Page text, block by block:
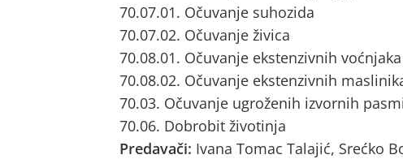
70.07.01. Očuvanje suhozida
70.07.02. Očuvanje živica
70.08.01. Očuvanje ekstenzivnih voćnjaka
70.08.02. Očuvanje ekstenzivnih
70.03. Očuvanje ugroženih izvornih
70.06. Dobrobit životinja
Predavači: Ivana Tomac Talajić, Srećko